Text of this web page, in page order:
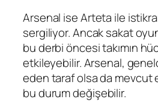
Arsenal ise Arteta ile
sergiliyor. Ancak sakat
bu derbi öncesi takımın
etkileyebilir. Arsenal,
eden taraf olsa da mevcut
bu durum değişebilir.